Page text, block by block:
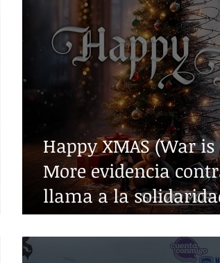
Happy XMAS (War is
More evidencia
llama a la
guerra